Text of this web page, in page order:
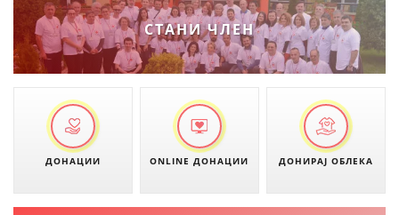
ПРИРАЧНИЦИ
ЕДУКАТИВНО ИНФОРМАТИВНИ МАТЕРИЈАЛИ
БРОШУРИ
СТАНИ ЧЛЕН
ДОНАЦИИ ONLINE ДОНАЦИИ ДОНИРАЈ ОБЛЕКА